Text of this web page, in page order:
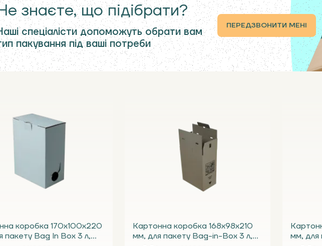
знаєте, що підібрати?
спеціалісти допоможуть обрати вам
пакування під ваші потреби
ПЕРЕДЗВОНИТИ МЕНІ
коробка 170х100х220
пакету Bag In Box 3 л,
Картонна коробка 168х98х210
мм, для пакету Bag-in-Box 3 л,
мм, для